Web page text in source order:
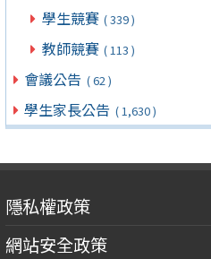
學生競賽 ( 339 )
教師競賽 ( 113 )
會議公告 ( 62 )
學生家長公告 ( 1,630 )
隱私權政策
網站安全政策